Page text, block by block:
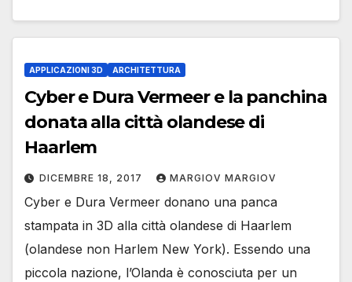
APPLICAZIONI 3D ARCHITETTURA
Cyber ​​e Dura Vermeer e la panchina
donata alla città olandese di
Haarlem
DICEMBRE 18, 2017 MARGIOV MARGIOV
Cyber ​​e Dura Vermeer donano una panca
stampata in 3D alla città olandese di Haarlem
(olandese non Harlem New York). Essendo una
piccola nazione, l’Olanda è conosciuta per un